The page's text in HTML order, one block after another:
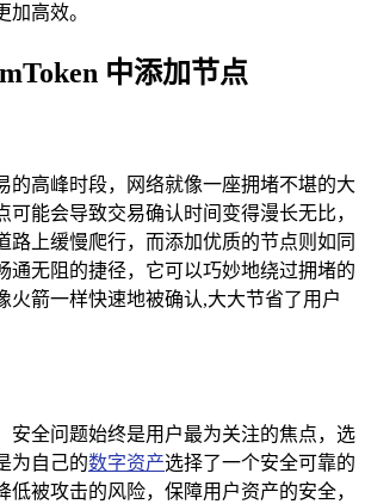
加高效。
中添加节点
的高峰时段，网络就像一座拥堵不堪的大
可能会导致交易确认时间变得漫长无比，
路上缓慢爬行，而添加优质的节点则如同
通无阻的捷径，它可以巧妙地绕过拥堵的
火箭一样快速地被确认,大大节省了用户
安全问题始终是用户最为关注的焦点，选
为自己的数字资产选择了一个安全可靠的
低被攻击的风险，保障用户资产的安全，